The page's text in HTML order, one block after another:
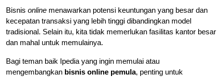
Bisnis online menawarkan potensi keuntungan yang besar dan
kecepatan transaksi yang lebih tinggi dibandingkan model
tradisional. Selain itu, kita tidak memerlukan fasilitas kantor besar
dan mahal untuk memulainya.
Bagi teman baik Ipedia yang ingin memulai atau
mengembangkan bisnis online pemula, penting untuk